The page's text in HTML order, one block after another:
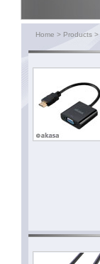
Home > Products >